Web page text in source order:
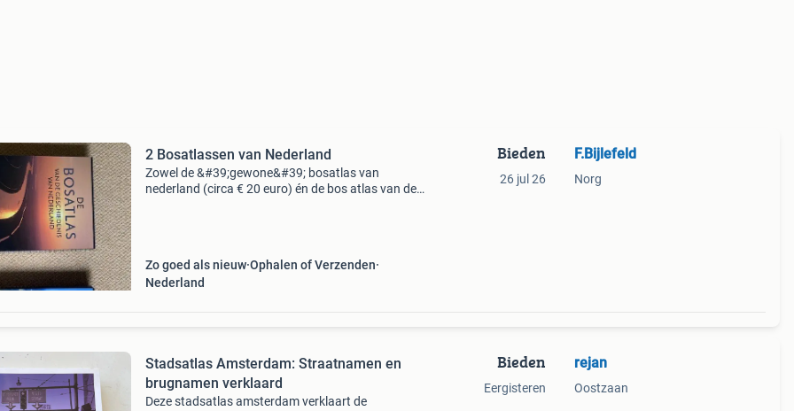
2 Bosatlassen van Nederland
Zowel de &#39;gewone&#39; bosatlas van
nederland (circa € 20 euro) én de bos atlas van de
Zo goed als nieuw Ophalen of Verzenden
Nederland
Bieden
26 jul 26
F.Bijlefeld
Norg
Stadsatlas Amsterdam: Straatnamen en
brugnamen verklaard
Deze stadsatlas amsterdam verklaart de
Bieden
Eergisteren
rejan
Oostzaan